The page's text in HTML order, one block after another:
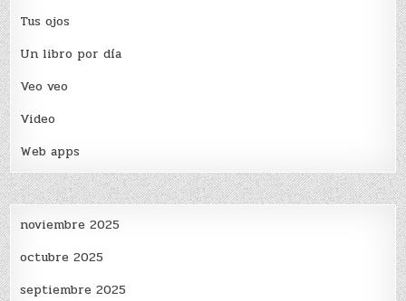
Tus ojos
Un libro por día
Veo veo
Video
Web apps
noviembre 2025
octubre 2025
septiembre 2025